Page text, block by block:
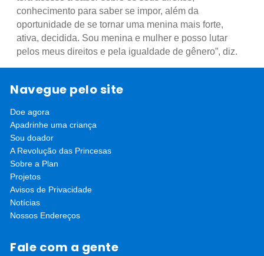
conhecimento para saber se impor, além da
oportunidade de se tornar uma menina mais forte,
ativa, decidida. Sou menina e mulher e posso lutar
pelos meus direitos e pela igualdade de gênero”, diz.
A Plan International acredita que meninas cheias de
sonhos, força de vontade e que recebem
oportunidades são capazes de fazer a diferença,
compartilhando com outras jovens, irmãs, amigas seus
aprendizados e impulsionando cada vez mais a
mudança. Meninas estimuladas a serem líderes são
capazes de transformar a sociedade. Um mundo
melhor para as meninas é um mundo melhor para
todas as pessoas.
Navegue pelo site
Doe agora
Apadrinhe uma criança
Sou doador
A Revolução das Princesas
Sobre a Plan
Projetos
Avisos de Privacidade
Notícias
Nossos Endereços
Fale com a gente